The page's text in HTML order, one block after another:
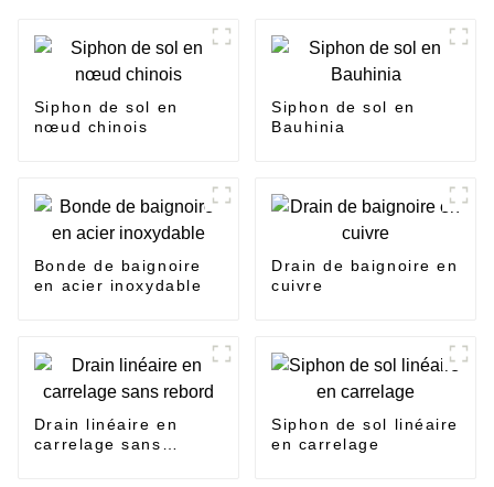
Siphon de sol en
nœud chinois
Siphon de sol en
Bauhinia
Bonde de baignoire
en acier inoxydable
Drain de baignoire en
cuivre
Drain linéaire en
carrelage sans
Siphon de sol linéaire
en carrelage